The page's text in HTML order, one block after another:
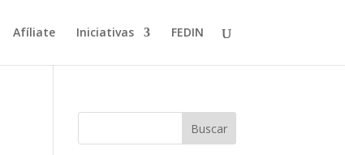
Afíliate Iniciativas FEDIN